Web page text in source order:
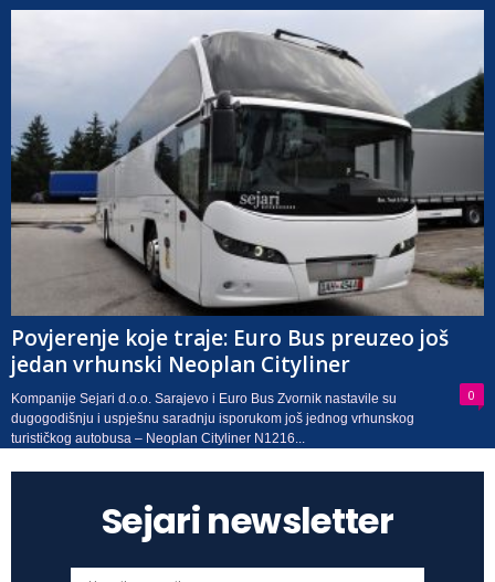
Povjerenje koje traje: Euro Bus preuzeo još
jedan vrhunski Neoplan Cityliner
0
Kompanije Sejari d.o.o. Sarajevo i Euro Bus Zvornik nastavile su
dugogodišnju i uspješnu saradnju isporukom još jednog vrhunskog
turističkog autobusa – Neoplan Cityliner N1216...
Sejari newsletter